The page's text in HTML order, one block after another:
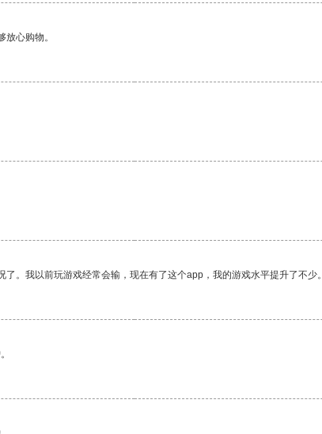
心购物。
。我以前玩游戏经常会输，现在有了这个app，我的游戏水平提升了不少。